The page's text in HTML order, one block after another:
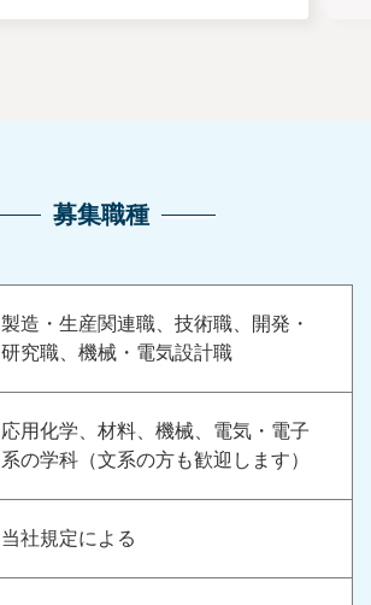
募集職種
製造・生産関連職、技術職、開発・
研究職、機械・電気設計職
応用化学、材料、機械、電気・電子
系の学科（文系の方も歓迎します）
当社規定による